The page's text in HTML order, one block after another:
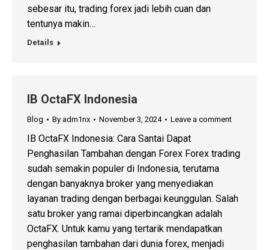
sebesar itu, trading forex jadi lebih cuan dan
tentunya makin…
Details
IB OctaFX Indonesia
Blog By adm1nx November 3, 2024 Leave a comment
IB OctaFX Indonesia: Cara Santai Dapat
Penghasilan Tambahan dengan Forex Forex trading
sudah semakin populer di Indonesia, terutama
dengan banyaknya broker yang menyediakan
layanan trading dengan berbagai keunggulan. Salah
satu broker yang ramai diperbincangkan adalah
OctaFX. Untuk kamu yang tertarik mendapatkan
penghasilan tambahan dari dunia forex, menjadi